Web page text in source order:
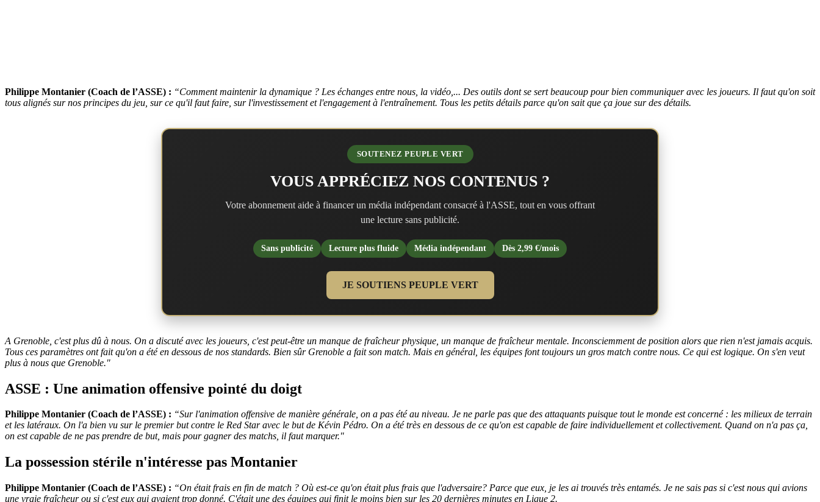
Philippe Montanier (Coach de l’ASSE) : “Comment maintenir la dynamique ? Les échanges entre nous, la vidéo,... Des outils dont se sert beaucoup pour bien communiquer avec les joueurs. Il faut qu'on soit
tous alignés sur nos principes du jeu, sur ce qu'il faut faire, sur l'investissement et l'engagement à l'entraînement. Tous les petits détails parce qu'on sait que ça joue sur des détails.
SOUTENEZ PEUPLE VERT
VOUS APPRÉCIEZ NOS CONTENUS ?
Votre abonnement aide à financer un média indépendant consacré à l'ASSE, tout en vous offrant
une lecture sans publicité.
Sans publicité Lecture plus fluide Média indépendant Dès 2,99 €/mois
JE SOUTIENS PEUPLE VERT
A Grenoble, c'est plus dû à nous. On a discuté avec les joueurs, c'est peut-être un manque de fraîcheur physique, un manque de fraîcheur mentale. Inconsciemment de position alors que rien n'est jamais acquis.
Tous ces paramètres ont fait qu'on a été en dessous de nos standards. Bien sûr Grenoble a fait son match. Mais en général, les équipes font toujours un gros match contre nous. Ce qui est logique. On s'en veut
plus à nous que Grenoble."
ASSE : Une animation offensive pointé du doigt
Philippe Montanier (Coach de l’ASSE) : “Sur l'animation offensive de manière générale, on a pas été au niveau. Je ne parle pas que des attaquants puisque tout le monde est concerné : les milieux de terrain
et les latéraux. On l'a bien vu sur le premier but contre le Red Star avec le but de Kévin Pédro. On a été très en dessous de ce qu'on est capable de faire individuellement et collectivement. Quand on n'a pas ça,
on est capable de ne pas prendre de but, mais pour gagner des matchs, il faut marquer."
La possession stérile n'intéresse pas Montanier
Philippe Montanier (Coach de l’ASSE) : “On était frais en fin de match ? Où est-ce qu'on était plus frais que l'adversaire? Parce que eux, je les ai trouvés très entamés. Je ne sais pas si c'est nous qui avions
une vraie fraîcheur ou si c'est eux qui avaient trop donné. C'était une des équipes qui finit le moins bien sur les 20 dernières minutes en Ligue 2.